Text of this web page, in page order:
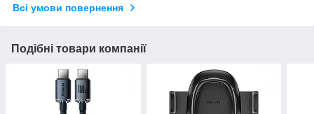
Всі умови повернення
Подібні товари компанії